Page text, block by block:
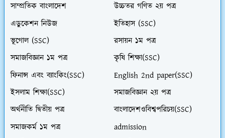
সাম্প্রতিক বাংলাদেশ
উচ্চতর গণিত ২য় পত্র
এডুকেশন নিউজ
ইতিহাস (SSC)
ভূগোল (SSC)
রসায়ন ১ম পত্র
সমাজবিজ্ঞান ১ম পত্র
কৃষি শিক্ষা(SSC)
ফিনান্স এবং ব্যাংকিং(SSC)
English 2nd paper(SSC)
ইসলাম শিক্ষা(SSC)
সমাজবিজ্ঞান ২য় পত্র
অর্থনীতি দ্বিতীয় পত্র
বাংলাদেশওবিশ্বপরিচয়(SSC)
সমাজকর্ম ১ম পত্র
admission